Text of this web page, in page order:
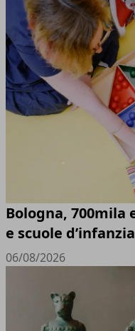
Bologna, 700mila
e scuole d’infanzia
06/08/2026